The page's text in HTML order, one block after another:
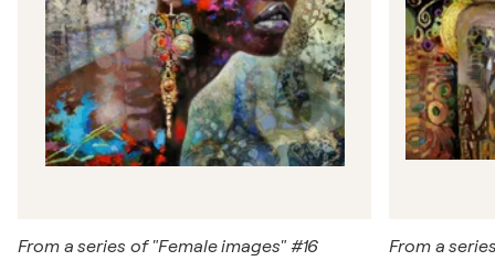
From a series of "Female images" #16 From a